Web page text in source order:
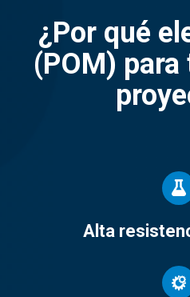
¿Por qué
(POM)
Alta